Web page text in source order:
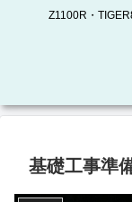
Z1100R・
基礎工事準